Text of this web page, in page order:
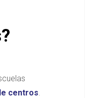
centros.